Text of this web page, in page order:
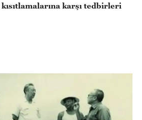
kısıtlamalarına karşı tedbirleri